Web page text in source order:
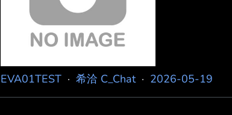
EVA01TEST · 希洽 C_Chat· 2026-05-19